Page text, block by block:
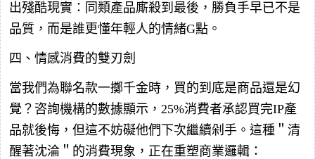
出殘酷現實：同類產品廝殺到最後，勝負手早已不是
品質，而是誰更懂年輕人的情緒G點。
四、情感消費的雙刃劍
當我們為聯名款一擲千金時，買的到底是商品還是幻
覺？咨詢機構的數據顯示，25%消費者承認買完IP產
品就後悔，但這不妨礙他們下次繼續剁手。這種＂清
醒著沈淪＂的消費現象，正在重塑商業邏輯：